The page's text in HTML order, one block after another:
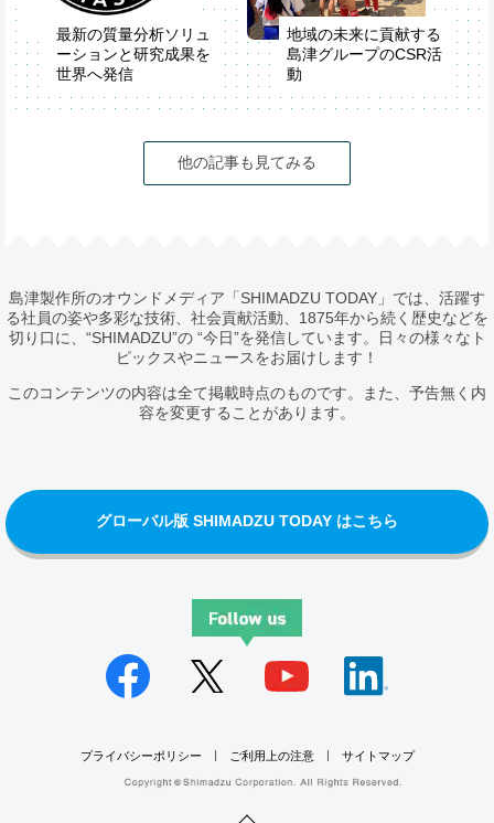
最新の質量分析ソリュ
ーションと研究成果を
世界へ発信
第74回米国質量分析
学会（ASMS2026）
地域の未来に貢献する
島津グループのCSR活
動
他の記事も見てみる
島津製作所のオウンドメディア「SHIMADZU TODAY」では、活躍す
る社員の姿や多彩な技術、社会貢献活動、1875年から続く歴史などを
切り口に、“SHIMADZU”の “今日”を発信しています。日々の様々なト
ピックスやニュースをお届けします！
このコンテンツの内容は全て掲載時点のものです。また、予告無く内
容を変更することがあります。
グローバル版 SHIMADZU TODAY はこちら
プライバシーポリシー ご利用上の注意 サイトマップ